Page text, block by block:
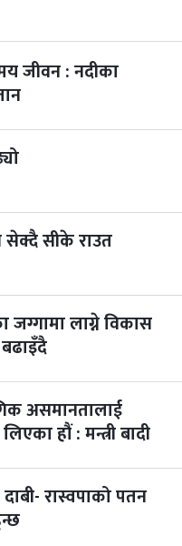
७ महिना बाँकी
जीवन : नदीका
सीके राउत
जग्गामा लाग्ने विकास
असमानतालाई
हौं : मन्त्री बादी
रास्वपाको पतन